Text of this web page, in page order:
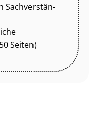
Sach­ver­stän­
Seiten)